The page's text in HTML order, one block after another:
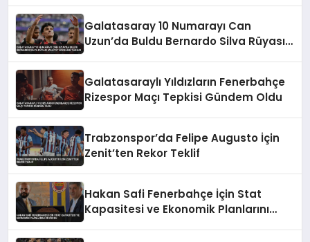
Galatasaray 10 Numarayı Can
Uzun’da Buldu Bernardo Silva Rüyası
Galatasaraylı Yıldızların Fenerbahçe
Rizespor Maçı Tepkisi Gündem Oldu
Trabzonspor’da Felipe Augusto İçin
Zenit’ten Rekor Teklif
Hakan Safi Fenerbahçe İçin Stat
Kapasitesi ve Ekonomik Planlarını